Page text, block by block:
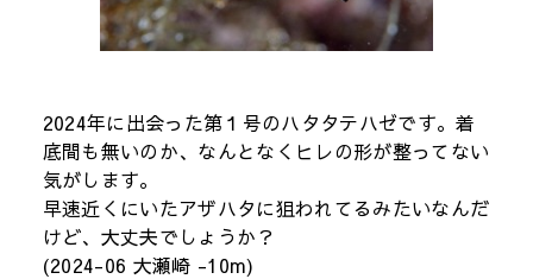
2024年に出会った第１号のハタタテハゼです。着
底間も無いのか、なんとなくヒレの形が整ってない
気がします。
早速近くにいたアザハタに狙われてるみたいなんだ
けど、大丈夫でしょうか？
(2024-06 大瀬崎 -10m)